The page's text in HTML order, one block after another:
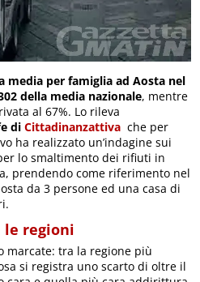
media per famiglia ad Aosta nel
della media nazionale, mentre
al 67%. Lo rileva
diCittadinanzattiva che per
ha realizzato un’indagine sui
lo smaltimento dei rifiuti in
prendendo come riferimento nel
da 3 persone ed una casa di
le regioni
marcate: tra la regione più
si registra uno scarto di oltre il